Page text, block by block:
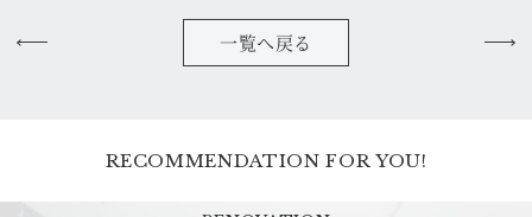
一覧へ戻る
RECOMMENDATION FOR YOU!